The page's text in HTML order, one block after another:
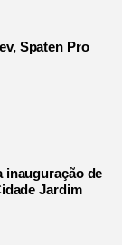
Spaten Pro
inauguração de
Jardim